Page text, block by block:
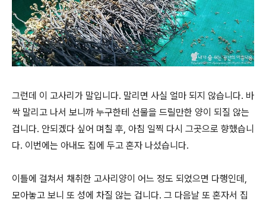
그런데 이 고사리가 말입니다. 말리면 사실 얼마 되지 않습니다. 바
싹 말리고 나서 보니까 누구한테 선물을 드릴만한 양이 되질 않는
겁니다. 안되겠다 싶어 며칠 후, 아침 일찍 다시 그곳으로 향했습니
다. 이번에는 아내도 집에 두고 혼자 나섰습니다.
이틀에 걸쳐서 채취한 고사리양이 어느 정도 되었으면 다행인데,
모아놓고 보니 또 성에 차질 않는 겁니다. 그 다음날 또 혼자서 집